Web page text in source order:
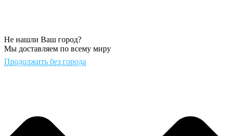
Не нашли Ваш город?
Мы доставляем по всему миру
Продолжить без города